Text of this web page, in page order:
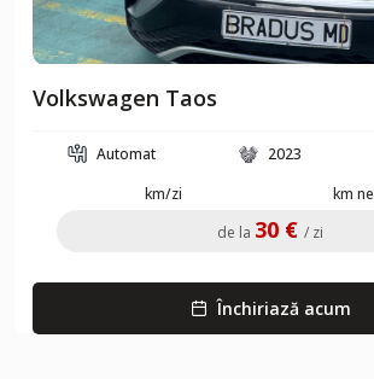
Volkswagen Taos
Automat 2023
km/zi
km
de la 30 € / zi
Închiriază acum